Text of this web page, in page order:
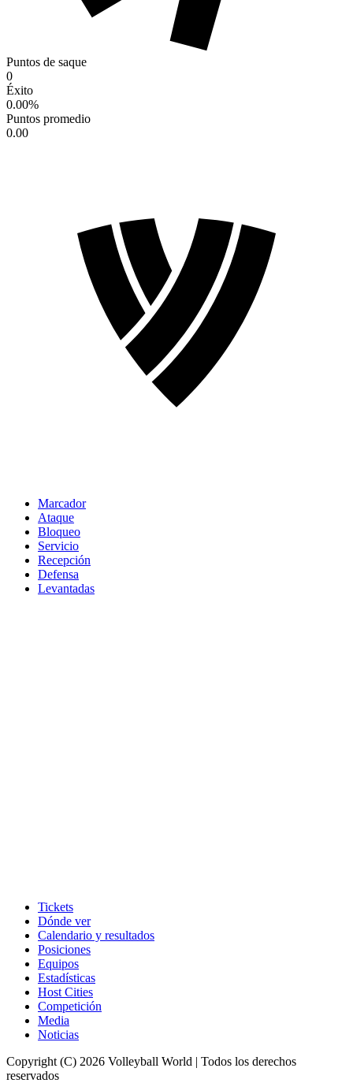
Puntos de saque
0
Éxito
0.00%
Puntos promedio
0.00
Marcador
Ataque
Bloqueo
Servicio
Recepción
Defensa
Levantadas
Tickets
Dónde ver
Calendario y resultados
Posiciones
Equipos
Estadísticas
Host Cities
Competición
Media
Noticias
Copyright (C) 2026 Volleyball World | Todos los derechos
reservados